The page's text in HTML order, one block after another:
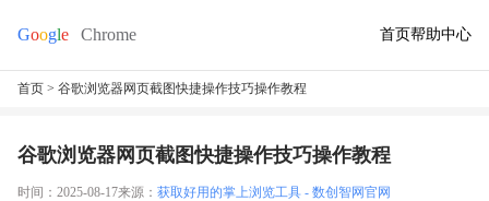
首页帮助中心
首页 > 谷歌浏览器网页截图快捷操作技巧操作教程
谷歌浏览器网页截图快捷操作技巧操作教程
时间：2025-08-17来源： 获取好用的掌上浏览工具 - 数创智网官网